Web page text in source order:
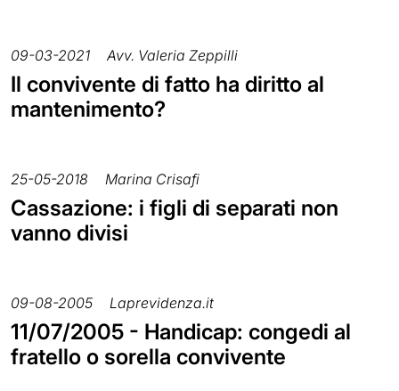
09-03-2021 Avv. Valeria Zeppilli
Il convivente di fatto ha diritto al
mantenimento?
25-05-2018 Marina Crisafi
Cassazione: i figli di separati non
vanno divisi
09-08-2005 Laprevidenza.it
11/07/2005 - Handicap: congedi al
fratello o sorella convivente